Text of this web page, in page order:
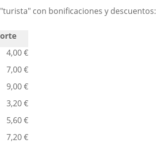
con bonificaciones y descuentos:
4,00 €
7,00 €
9,00 €
3,20 €
5,60 €
7,20 €